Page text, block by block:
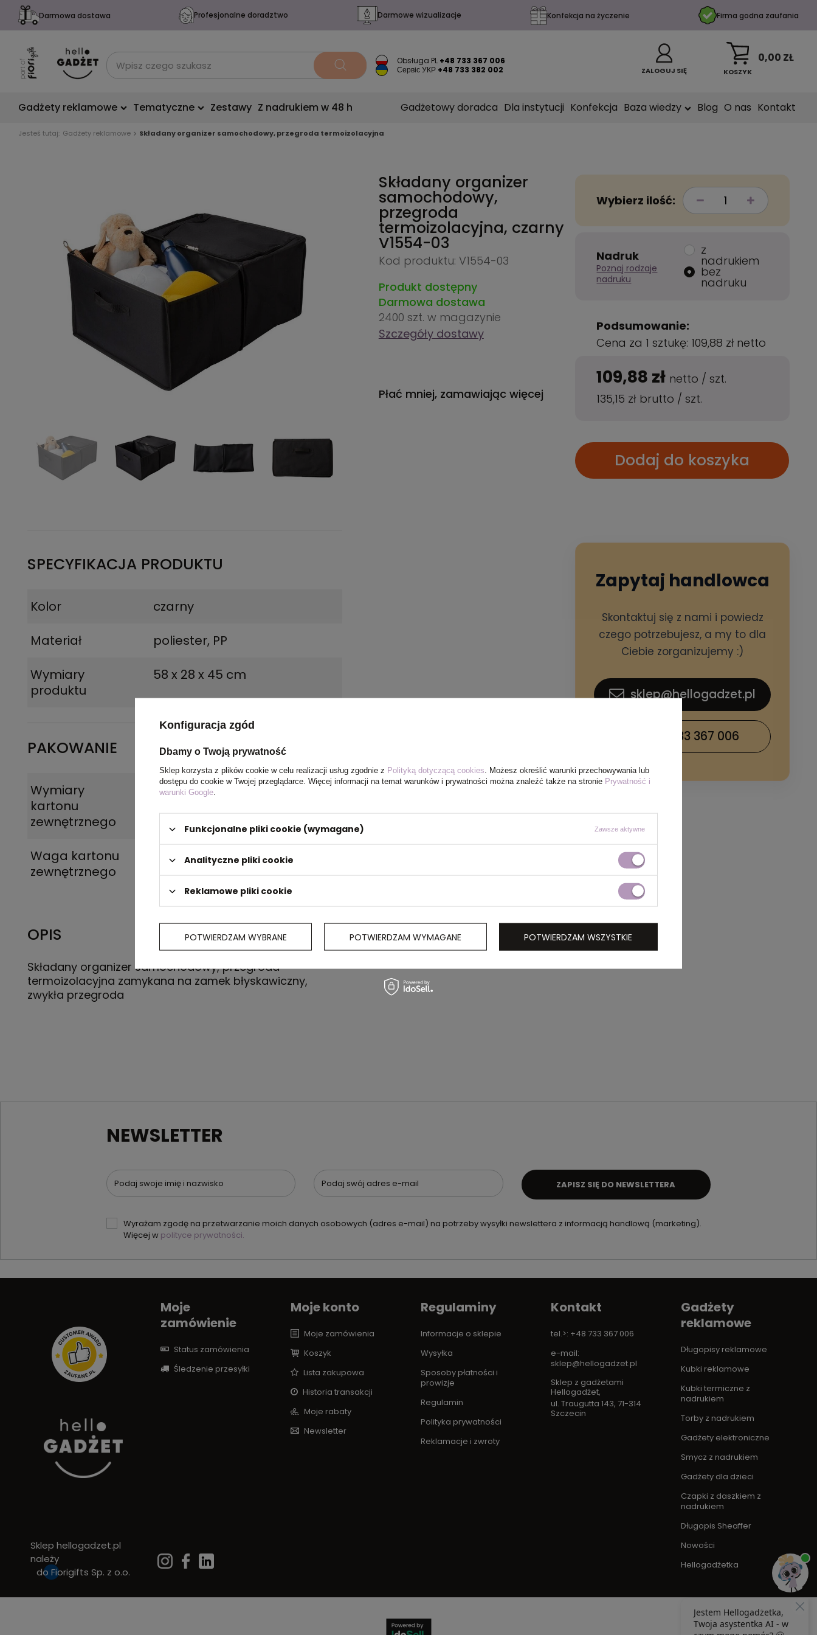
Darmowa dostawa Profesjonalne doradztwo Darmowe wizualizacje Konfekcja na życzenie Firma godna zaufania
Obsługa PL +48 733 367 006
Сервіс УКР +48 733 382 002 ZALOGUJ SIĘ KOSZYK
0,00 ZŁ
Gadżety reklamowe Tematyczne Zestawy Z nadrukiem w 48 h Gadżetowy doradca Dla instytucji Konfekcja Baza wiedzy Blog O nas Kontakt
Jesteś tutaj: Gadżety reklamowe Składany organizer samochodowy, przegroda termoizolacyjna
SPECYFIKACJA PRODUKTU
Kolor
czarny
Materiał
poliester, PP
Wymiary
produktu
58 x 28 x 45 cm
PAKOWANIE
Wymiary
kartonu
zewnętrznego
47 x 32 x 49 cm
Waga kartonu
zewnętrznego
10,4
OPIS
Składany organizer samochodowy, przegroda
termoizolacyjna zamykana na zamek błyskawiczny,
zwykła przegroda
Składany organizer
samochodowy,
przegroda
termoizolacyjna, czarny
V1554-03
Kod produktu: V1554-03
Produkt dostępny
Darmowa dostawa
2400 szt. w magazynie
Szczegóły dostawy
Płać mniej, zamawiając więcej
Wybierz ilość:
Nadruk
Poznaj rodzaje
nadruku
z
nadrukiem
bez
nadruku
Podsumowanie:
Cena za 1 sztukę: 109,88 zł netto
109,88 zł netto /szt.
135,15 zł brutto /szt.
Dodaj do koszyka
Zapytaj handlowca
Skontaktuj się z nami i powiedz
czego potrzebujesz, a my to dla
Ciebie zorganizujemy :)
sklep@hellogadzet.pl
+48 733 367 006
NEWSLETTER
Podaj swoje imię i nazwisko Podaj swój adres e-mail
Wyrażam zgodę na przetwarzanie moich danych osobowych (adres e-mail) na potrzeby wysyłki newslettera z informacją handlową (marketing).
Więcej w polityce prywatności.
ZAPISZ SIĘ DO NEWSLETTERA
Sklep hellogadzet.pl
należy
do Fiorigifts Sp. z o.o.
Moje
zamówienie
Status zamówienia
Śledzenie przesyłki
Moje konto
Moje zamówienia
Koszyk
Lista zakupowa
Historia transakcji
Moje rabaty
Newsletter
Regulaminy
Informacje o sklepie
Wysyłka
Sposoby płatności i
prowizje
Regulamin
Polityka prywatności
Reklamacje i zwroty
Kontakt
tel.>: +48 733 367 006
e-mail:
sklep@hellogadzet.pl
Sklep z gadżetami
Hellogadżet,
ul. Traugutta 143, 71-314
Szczecin
Gadżety
reklamowe
Długopisy reklamowe
Kubki reklamowe
Kubki termiczne z
nadrukiem
Torby z nadrukiem
Gadżety elektroniczne
Smycz z nadrukiem
Gadżety dla dzieci
Czapki z daszkiem z
nadrukiem
Długopis Sheaffer
Nowości
Hellogadżetka
Konfiguracja zgód
Dbamy o Twoją prywatność
Sklep korzysta z plików cookie w celu realizacji usług zgodnie z Polityką dotyczącą cookies . Możesz określić warunki przechowywania lub
dostępu do cookie w Twojej przeglądarce. Więcej informacji na temat warunków i prywatności można znaleźć także na stronie Prywatność i
warunki Google
Funkcjonalne pliki cookie (wymagane) Zawsze aktywne
Analityczne pliki cookie
Reklamowe pliki cookie
POTWIERDZAM WYBRANE POTWIERDZAM WYMAGANE POTWIERDZAM WSZYSTKIE